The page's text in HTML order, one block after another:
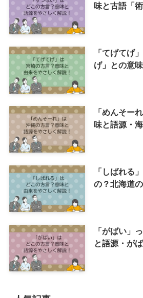
味と古語「
「てげてげ
げ」との意
「めんそー
味と語源・
「しばれる
の？北海道
「がばい」
と語源・が